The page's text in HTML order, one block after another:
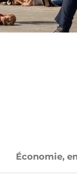
Économie,